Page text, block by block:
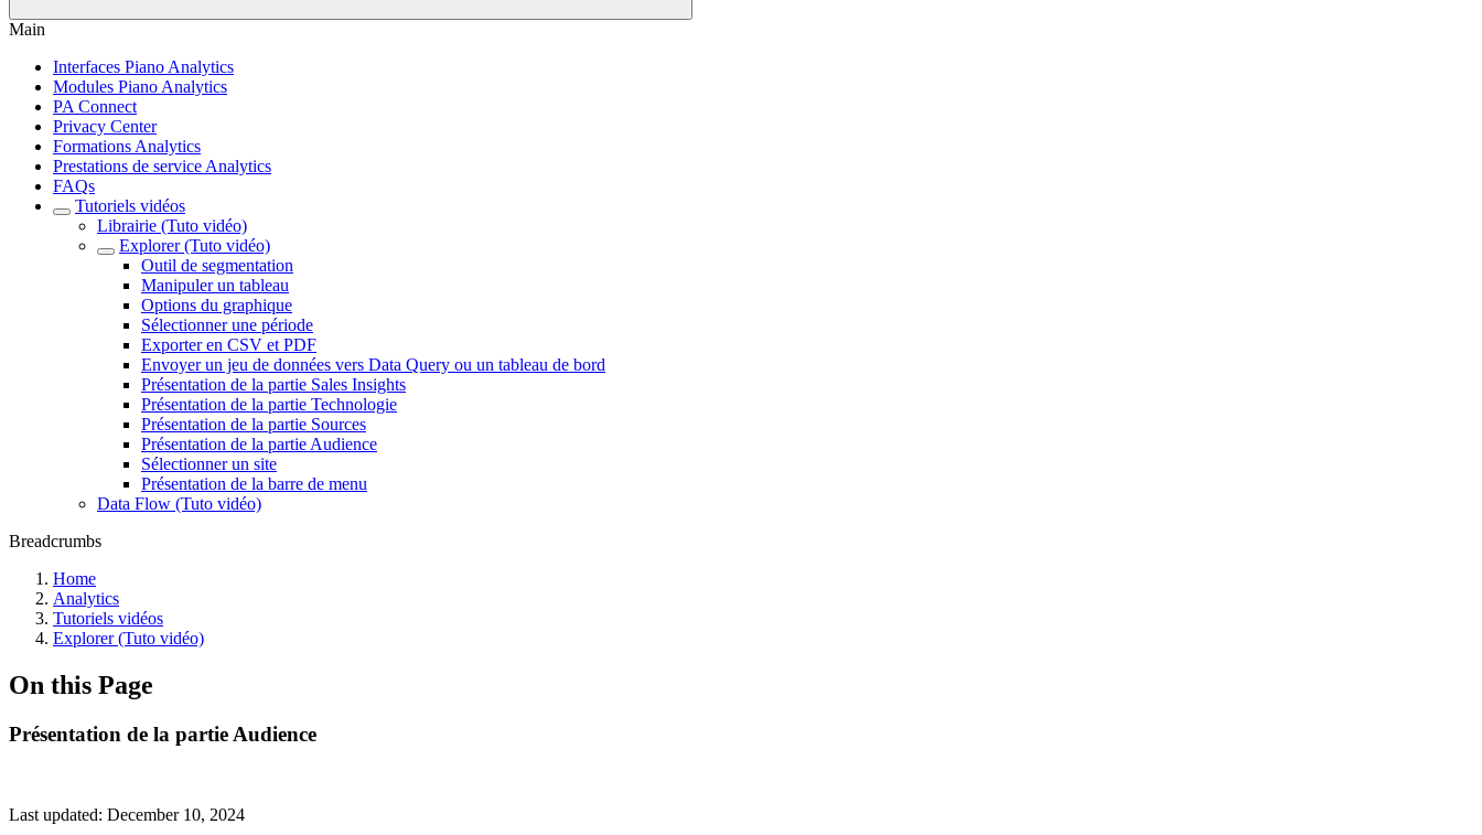
Main
Interfaces Piano Analytics
Modules Piano Analytics
PA Connect
Privacy Center
Formations Analytics
Prestations de service Analytics
FAQs
Tutoriels vidéos
Librairie (Tuto vidéo)
Explorer (Tuto vidéo)
Outil de segmentation
Manipuler un tableau
Options du graphique
Sélectionner une période
Exporter en CSV et PDF
Envoyer un jeu de données vers Data Query ou un tableau de bord
Présentation de la partie Sales Insights
Présentation de la partie Technologie
Présentation de la partie Sources
Présentation de la partie Audience
Sélectionner un site
Présentation de la barre de menu
Data Flow (Tuto vidéo)
Breadcrumbs
Home
Analytics
Tutoriels vidéos
Explorer (Tuto vidéo)
On this Page
Présentation de la partie Audience
Last updated: December 10, 2024